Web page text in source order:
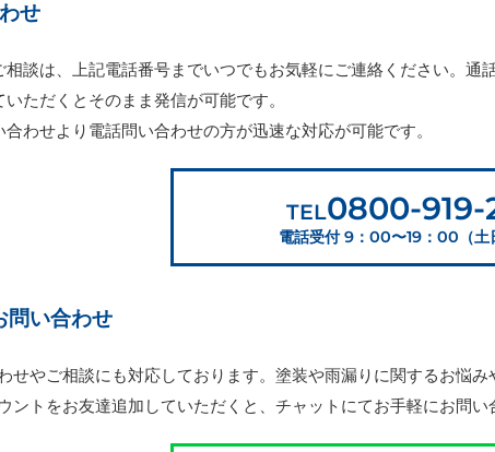
せ
談は、上記電話番号までいつでもお気軽にご連絡ください。通
ただくとそのまま発信が可能です。
わせより電話問い合わせの方が迅速な対応が可能です。
TEL0800-919-
電話受付 9：00〜19：00（土
問い合わせ
せやご相談にも対応しております。塗装や雨漏りに関するお悩み
ントをお友達追加していただくと、チャットにてお手軽にお問い